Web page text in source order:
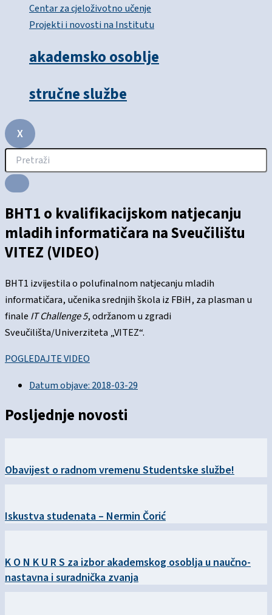
Centar za cjeloživotno učenje
Projekti i novosti na Institutu
akademsko osoblje
stručne službe
X
BHT1 o kvalifikacijskom natjecanju
mladih informatičara na Sveučilištu
VITEZ (VIDEO)
BHT1 izvijestila o polufinalnom natjecanju mladih
informatičara, učenika srednjih škola iz FBiH, za plasman u
finale IT Challenge 5, održanom u zgradi
Sveučilišta/Univerziteta „VITEZ“.
POGLEDAJTE VIDEO
Datum objave: 2018-03-29
Posljednje novosti
Obavijest o radnom vremenu Studentske službe!
Iskustva studenata – Nermin Čorić
K O N K U R S za izbor akademskog osoblja u naučno-
nastavna i suradnička zvanja